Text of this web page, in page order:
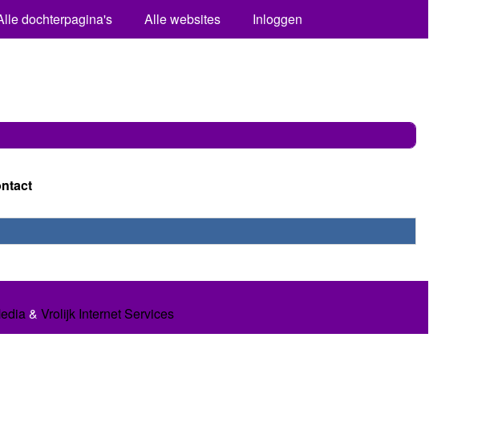
dochterpagina's Alle websites Inloggen
& Vrolijk Internet Services